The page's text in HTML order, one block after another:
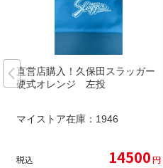
直営店購入！久保田スラッガー
硬式オレンジ 左投
マイストア在庫： 1946
税込 14500円